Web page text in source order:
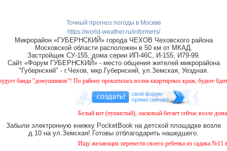
Точный прогноз погоды в Москве
https://world-weather.ru/informers/
Микрорайон «ГУБЕРНСКИЙ» города ЧЕХОВ Чеховского района
Московской области расположен в 50 км от МКАД.
Застройщик СУ-155, дома серии ИП-46С, И-155, И79-99.
Сайт «Форум ГУБЕРНСКИЙ» - место общения жителей микрорайона
"Губернский" - г.Чехов, мкр.Губернский, ул.Земская, Уездная.
"домушников"! По району прокатилась волна квартирных краж, будьте
Белый кот (пушистый), ласковый бегает сейчас возле
Забыли электронную книжку PocketBook на детской площадке возле
д.10 на ул.Земская! Готовы отблагодарить нашедшего.
Ищу желающих перевести своего ребенка из садика №11